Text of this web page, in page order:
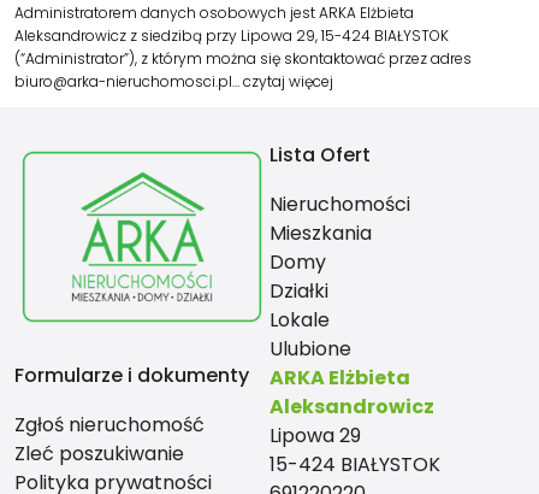
Administratorem danych osobowych jest ARKA Elżbieta
Aleksandrowicz z siedzibą przy Lipowa 29, 15-424 BIAŁYSTOK
(“Administrator”), z którym można się skontaktować przez adres
biuro@arka-nieruchomosci.pl…czytaj więcej
Lista Ofert
Nieruchomości
Mieszkania
Domy
Działki
Lokale
Ulubione
Formularze i dokumenty
Zgłoś nieruchomość
Zleć poszukiwanie
Polityka prywatności
ARKA Elżbieta
Aleksandrowicz
Lipowa 29
15-424 BIAŁYSTOK